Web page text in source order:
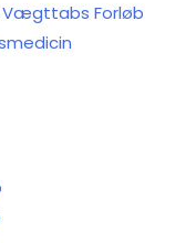
Vægttabs Forløb